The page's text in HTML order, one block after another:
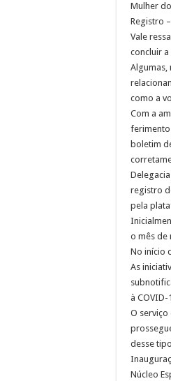
Mulher
Registro
Vale
concluir
Algumas,
como a
Com a
boletim
registro
pela
o mês de
No início
As
à
O serviço
desse
Núcleo